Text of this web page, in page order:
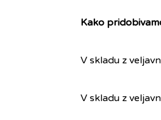
Kako
V skladu z
V skladu z